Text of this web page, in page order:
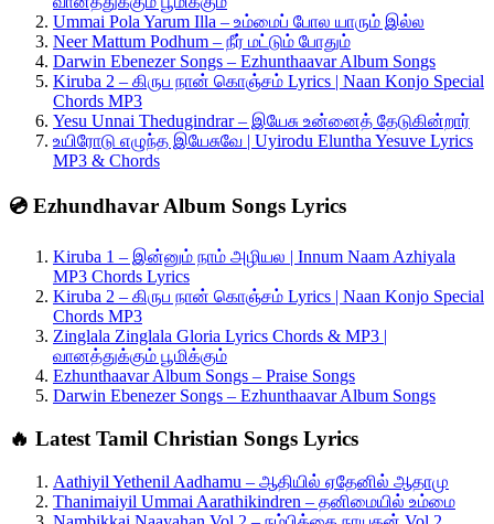
Ummai Pola Yarum Illa – உம்மைப் போல யாரும் இல்ல
Neer Mattum Podhum – நீர் மட்டும் போதும்
Darwin Ebenezer Songs – Ezhunthaavar Album Songs
Kiruba 2 – கிருப நான் கொஞ்சம் Lyrics | Naan Konjo Special
Chords MP3
Yesu Unnai Thedugindrar – இயேசு உன்னைத் தேடுகின்றார்
உயிரோடு எழுந்த இயேசுவே | Uyirodu Eluntha Yesuve Lyrics
MP3 & Chords
💿 Ezhundhavar Album Songs Lyrics
Kiruba 1 – இன்னும் நாம் அழியல | Innum Naam Azhiyala
MP3 Chords Lyrics
Kiruba 2 – கிருப நான் கொஞ்சம் Lyrics | Naan Konjo Special
Chords MP3
Zinglala Zinglala Gloria Lyrics Chords & MP3 |
வானத்துக்கும் பூமிக்கும்
Ezhunthaavar Album Songs – Praise Songs
Darwin Ebenezer Songs – Ezhunthaavar Album Songs
🔥 Latest Tamil Christian Songs Lyrics
Aathiyil Yethenil Aadhamu – ஆதியில் ஏதேனில் ஆதாமு
Thanimaiyil Ummai Aarathikindren – தனிமையில் உம்மை